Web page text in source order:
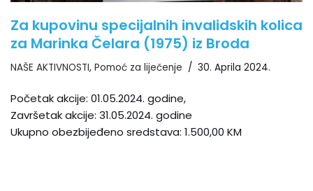
Za kupovinu specijalnih invalidskih kolica
za Marinka Čelara (1975) iz Broda
NAŠE AKTIVNOSTI, Pomoć za liječenje 30. Aprila 2024.
Početak akcije: 01.05.2024. godine,
Završetak akcije: 31.05.2024. godine
Ukupno obezbijeđeno sredstava: 1.500,00 KM